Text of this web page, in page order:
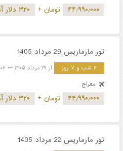
۴۴٫۹۹۰٫۰۰۰ تومان + ۳۲۰ دلار آمریکا
تور مارماریس 29 مرداد 1405
۶ شب و ۷ روز از ۲۹ مرداد ۱۴۰۵
۰۶ شهریور ۱۴۰۵
معراج
۴۴٫۹۹۰٫۰۰۰ تومان + ۳۲۰ دلار آمریکا
تور مارماریس 22 مرداد 1405